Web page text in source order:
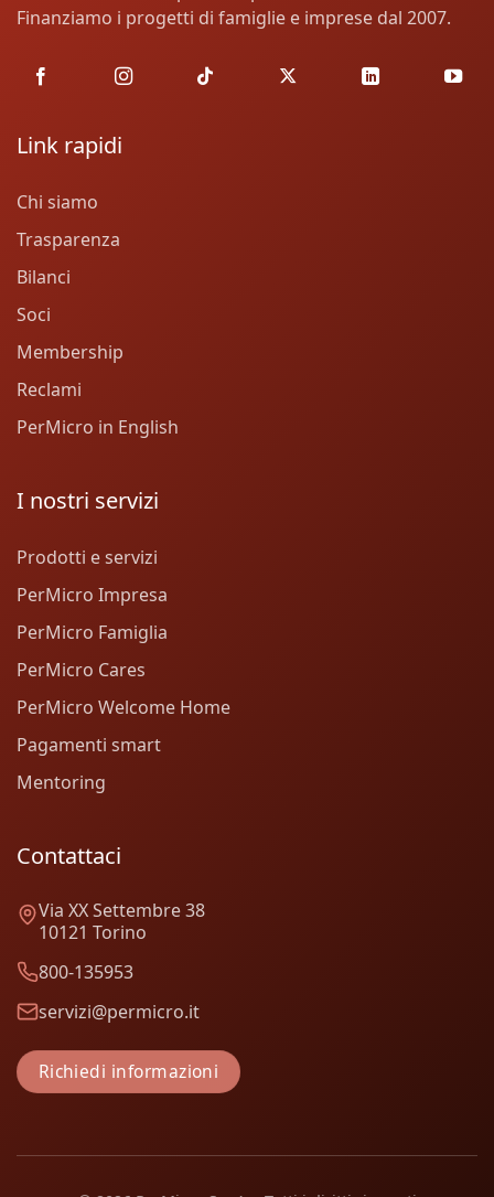
Finanziamo i progetti di famiglie e imprese dal 2007.
Link rapidi
Chi siamo
Trasparenza
Bilanci
Soci
Membership
Reclami
PerMicro in English
I nostri servizi
Prodotti e servizi
PerMicro Impresa
PerMicro Famiglia
PerMicro Cares
PerMicro Welcome Home
Pagamenti smart
Mentoring
Contattaci
Via XX Settembre 38
10121 Torino
800-135953
servizi@permicro.it
Richiedi informazioni